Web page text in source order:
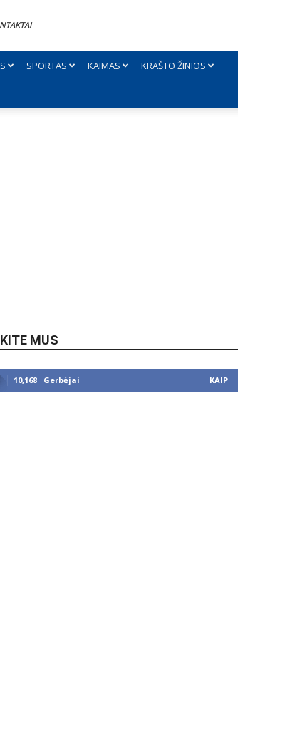
SPORTAS KAIMAS KRAŠTO ŽINIOS
MUS
10,168 Gerbėjai KAIP